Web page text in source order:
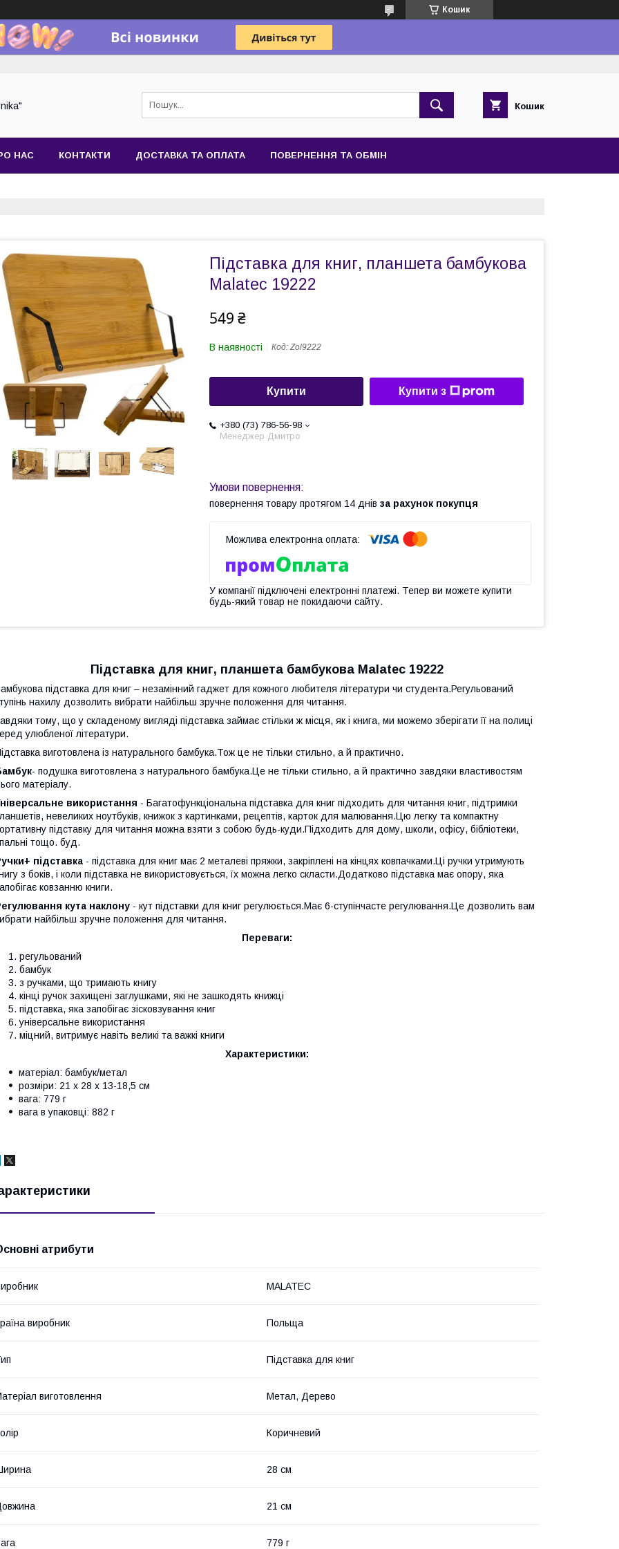
Кошик
Кошик
НАС КОНТАКТИ ДОСТАВКА ТА ОПЛАТА ПОВЕРНЕННЯ ТА ОБМІН
Підставка для книг, планшета бамбукова
Malatec 19222
549 ₴
В наявності Код: Zol9222
Купити Купити з
+380 (73) 786-56-98
Менеджер Дмитро
повернення товару протягом 14 днів за рахунок покупця
У компанії підключені електронні платежі. Тепер ви можете купити
будь-який товар не покидаючи сайту.
Підставка для книг, планшета бамбукова Malatec 19222
підставка для книг – незамінний гаджет для кожного любителя літератури чи студента.Регульований
нахилу дозволить вибрати найбільш зручне положення для читання.
тому, що у складеному вигляді підставка займає стільки ж місця, як і книга, ми можемо зберігати її на полиці
улюбленої літератури.
виготовлена ​​із натурального бамбука.Тож це не тільки стильно, а й практично.
- подушка виготовлена ​​з натурального бамбука.Це не тільки стильно, а й практично завдяки властивостям
матеріалу.
використання - Багатофункціональна підставка для книг підходить для читання книг, підтримки
невеликих ноутбуків, книжок з картинками, рецептів, карток для малювання.Цю легку та компактну
підставку для читання можна взяти з собою будь-куди.Підходить для дому, школи, офісу, бібліотеки,
тощо. буд.
підставка - підставка для книг має 2 металеві пряжки, закріплені на кінцях ковпачками.Ці ручки утримують
з боків, і коли підставка не використовується, їх можна легко скласти.Додатково підставка має опору, яка
ковзанню книги.
кута наклону - кут підставки для книг регулюється.Має 6-ступінчасте регулювання.Це дозволить вам
найбільш зручне положення для читання.
Переваги:
регульований
бамбук
з ручками, що тримають книгу
кінці ручок захищені заглушками, які не зашкодять книжці
підставка, яка запобігає зісковзування книг
універсальне використання
міцний, витримує навіть великі та важкі книги
Характеристики:
матеріал: бамбук/метал
розміри: 21 х 28 х 13-18,5 см
вага: 779 г
вага в упаковці: 882 г
атрибути
MALATEC
виробник Польща
Підставка для книг
виготовлення Метал, Дерево
Коричневий
28 см
21 см
779 г